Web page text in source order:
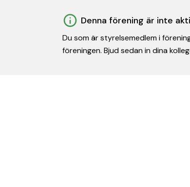
Denna förening är inte
Du som är styrelsemedlem i
föreningen. Bjud sedan in dina